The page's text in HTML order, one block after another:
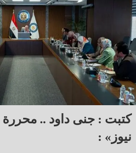
كتبت : جنى داود ..
نيوز» :